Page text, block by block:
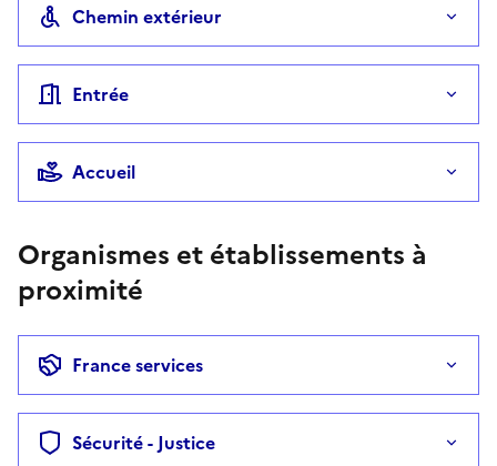
Chemin extérieur
Entrée
Accueil
Organismes et établissements à
proximité
France services
Sécurité - Justice